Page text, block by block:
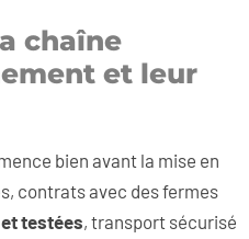
chaîne
et leur
bien avant la mise en
contrats avec des fermes
testées, transport sécurisé